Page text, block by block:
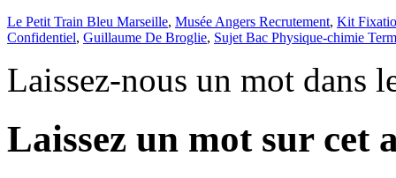
Le Petit Train Bleu Marseille, Musée Angers Recrutement, Kit
Confidentiel, Guillaume De Broglie, Sujet Bac Physique-chimie
Laissez-nous un mot dans
Laissez un mot sur cet